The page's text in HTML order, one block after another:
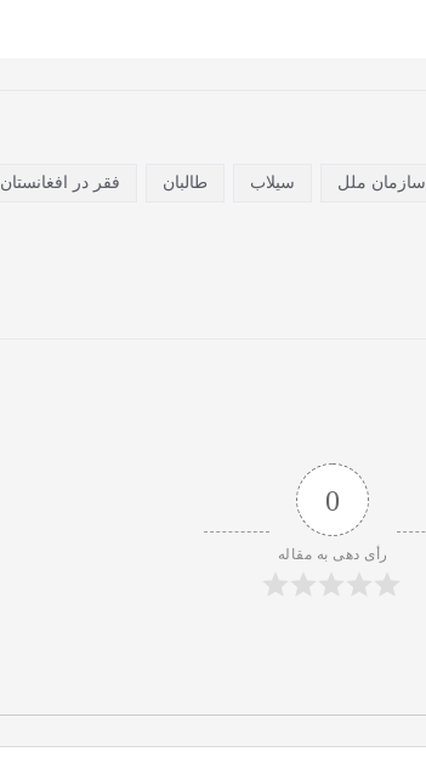
سازمان ملل سیلاب طالبان فقر در افغانستان
0
رأی دهی به مقاله